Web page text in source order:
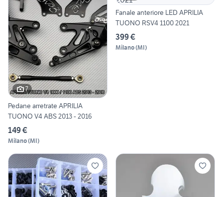
7
Pedane arretrate APRILIA
TUONO V4 ABS 2013 - 2016
149 €
Milano(MI)
Fanale anteriore LED APRILIA
TUONO RSV4 1100 2021
399 €
Milano(MI)